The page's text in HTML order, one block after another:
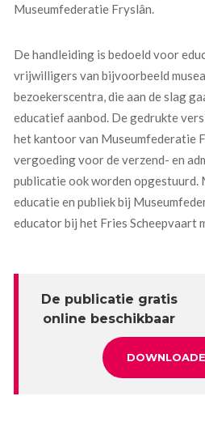
Museumfederatie Fryslân.
De handleiding is bedoeld voor
vrijwilligers van bijvoorbeeld
bezoekerscentra, die aan de slag
educatief aanbod. De gedrukte
het kantoor van Museumfederatie
vergoeding voor de verzend- en
publicatie ook worden opgestuurd.
educatie en publiek bij
educator bij het Fries Scheepvaart
De publicatie gratis
online beschikbaar